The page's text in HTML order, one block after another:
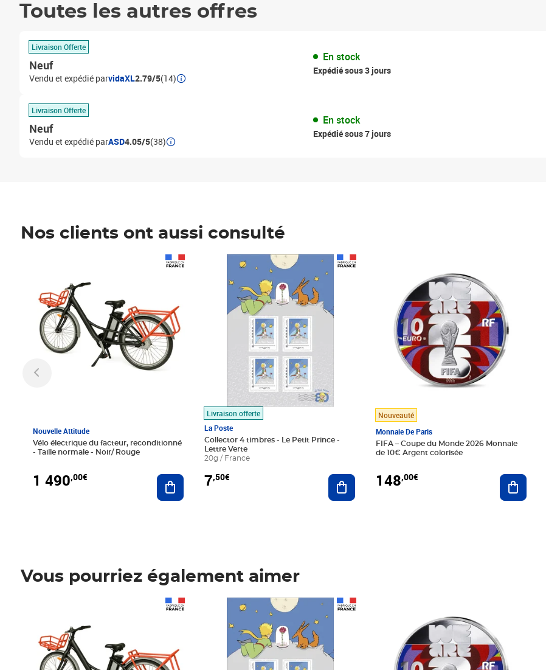
Toutes les autres offres
Livraison Offerte
Neuf
Vendu et expédié parvidaXL2.79/5(14)
En stock
Expédié sous 3 jours
Livraison Offerte
Neuf
Vendu et expédié parASD4.05/5(38)
En stock
Expédié sous 7 jours
Nos clients ont aussi consulté
Nouvelle Attitude
Vélo électrique du facteur, reconditionné
- Taille normale - Noir/ Rouge
1 490,00€ Ajouter au panier
Livraison offerte
La Poste
Collector 4 timbres - Le Petit Prince -
Lettre Verte
20g / France
7,50€
Prix 7,50€
Ajouter au panier
Nouveauté
Monnaie De Paris
FIFA – Coupe du Monde 2026 Monnaie
de 10€ Argent colorisée
148,00€
Vous pourriez également aimer
Prix 7,50€